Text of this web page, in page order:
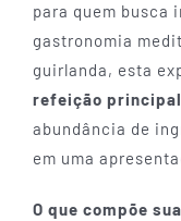
para quem busca
gastronomia
guirlanda, esta
refeição principal
abundância de
em uma
O que compõe